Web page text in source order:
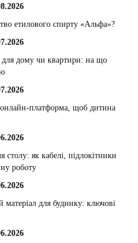
етилового спирту «Альфа»?
для дому чи квартири: на що
платформа, щоб дитина
столу: як кабелі, підлокітники
роботу
матеріал для будинку: ключові